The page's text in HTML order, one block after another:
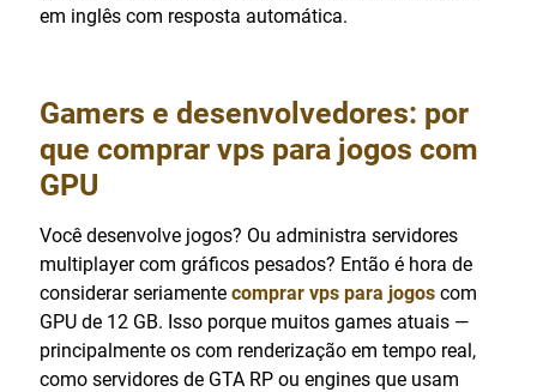
em inglês com resposta automática.
Gamers e desenvolvedores: por
que comprar vps para jogos com
GPU
Você desenvolve jogos? Ou administra servidores
multiplayer com gráficos pesados? Então é hora de
considerar seriamente comprar vps para jogos com
GPU de 12 GB. Isso porque muitos games atuais —
principalmente os com renderização em tempo real,
como servidores de GTA RP ou engines que usam